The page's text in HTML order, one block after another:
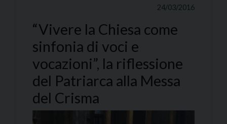
24/03/2016
“Vivere la Chiesa come
sinfonia di voci e
vocazioni”, la riflessione
del Patriarca alla Messa
del Crisma